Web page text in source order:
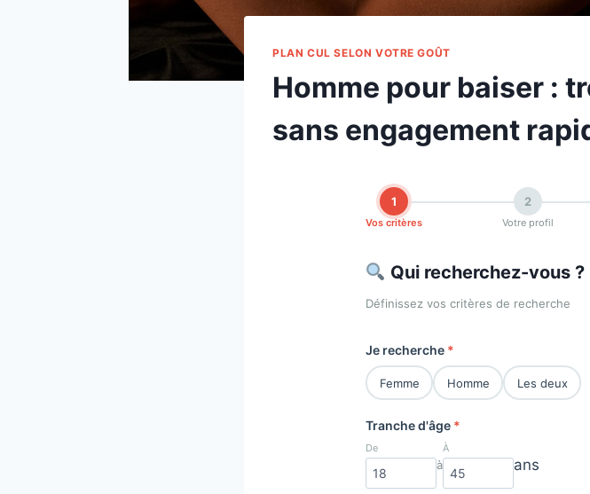
PLAN CUL SELON VOTRE GOÛT
Homme pour baiser :
sans engagement
1
Vos critères
2
Votre profil
Qui recherchez-vous ?
Définissez vos critères de recherche
Je recherche *
Femme Homme Les deux
Tranche d'âge *
De
à
À
ans